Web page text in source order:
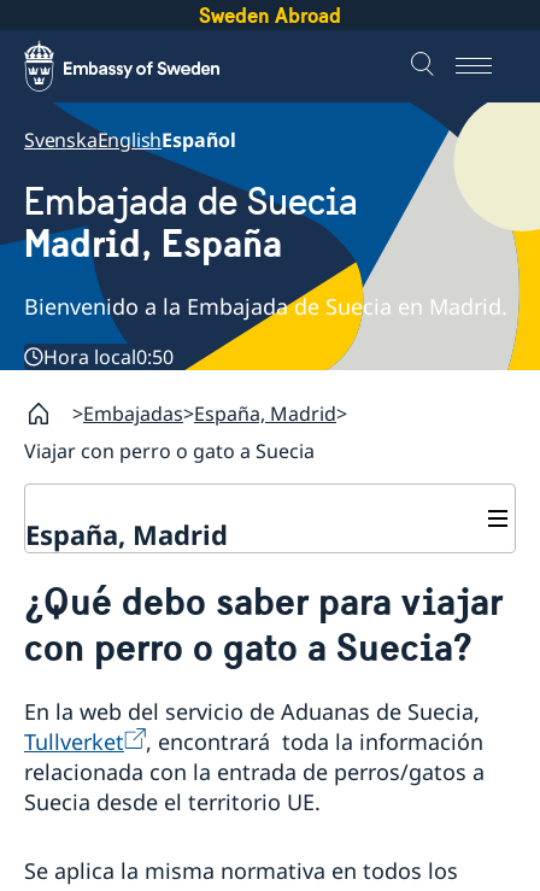
Sweden Abroad
SvenskaEnglishEspañol
Embajada de Suecia
Madrid, España
Bienvenido a la Embajada de Suecia en Madrid.
Hora local0:50
Embajadas España, Madrid
Viajar con perro o gato a Suecia
España, Madrid
Sobre nosotros
Personal en la embajada
Reglamento General de Protección de Datos (RGPD)
Noticias
Prioridades en la promoción cultural y comercial
¿Qué debo saber para viajar
con perro o gato a Suecia?
En la web del servicio de Aduanas de Suecia,
Tullverket
, encontrará toda la información
relacionada con la entrada de perros/gatos a
Suecia desde el territorio UE.
Se aplica la misma normativa en todos los